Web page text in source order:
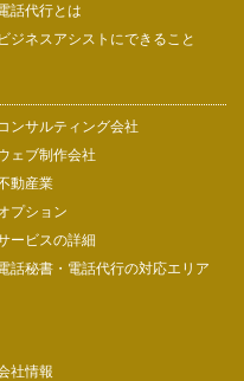
話代行とは
ビジネスアシストにできること
ンサルティング会社
ェブ制作会社
動産業
プション
ービスの詳細
話秘書・電話代行の対応エリア
社情報